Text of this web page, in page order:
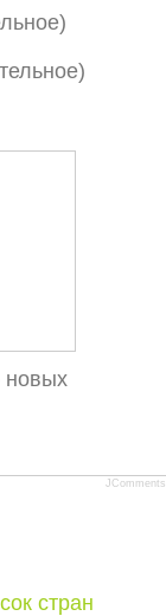
новых
JComments
стран